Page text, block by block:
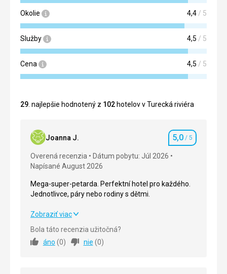
Okolie 4,4 / 5
Služby 4,5 / 5
Cena 4,5 / 5
29 . najlepšie hodnotený z 102 hotelov v Turecká riviéra
Joanna J. Hodnotenie
5,0 / 5
Overená recenzia
Dátum pobytu: Júl 2026
Napísané August 2026
Mega-super-petarda. Perfektní hotel pro každého.
Jednotlivce, páry nebo rodiny s dětmi.
Mega-super-petarda. Perfektní hotel pro každého.
Strava
Zobraziť viac
Bola táto recenzia užitočná?
áno (0) nie (0)